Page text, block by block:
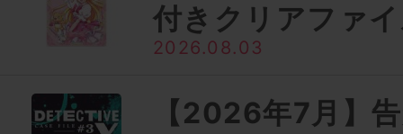
付きクリアファ
2026.08.03
【2026年7月】